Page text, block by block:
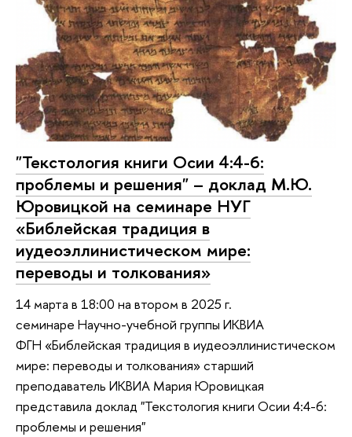
"Текстология книги Осии 4:4-6:
проблемы и решения" – доклад М.Ю.
Юровицкой на семинаре НУГ
«Библейская традиция в
иудеоэллинистическом мире:
переводы и толкования»
14 марта в 18:00 на втором в 2025 г.
семинаре Научно-учебной группы ИКВИА
ФГН «Библейская традиция в иудеоэллинистическом
мире: переводы и толкования» старший
преподаватель ИКВИА Мария Юровицкая
представила доклад "Текстология книги Осии 4:4-6:
проблемы и решения"